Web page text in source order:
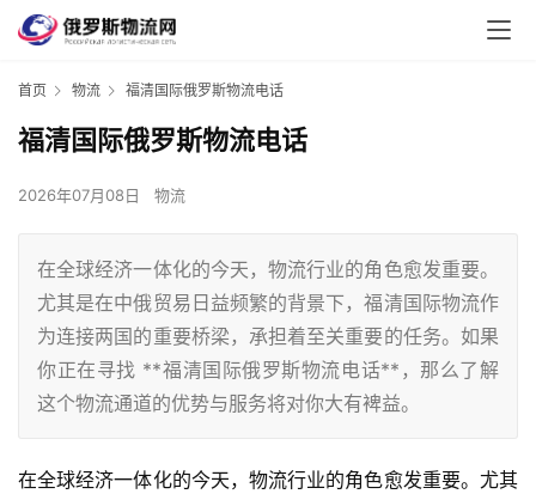
首页 物流 福清国际俄罗斯物流电话
福清国际俄罗斯物流电话
2026年07月08日 物流
在全球经济一体化的今天，物流行业的角色愈发重要。
尤其是在中俄贸易日益频繁的背景下，福清国际物流作
为连接两国的重要桥梁，承担着至关重要的任务。如果
你正在寻找 **福清国际俄罗斯物流电话**，那么了解
这个物流通道的优势与服务将对你大有裨益。
在全球经济一体化的今天，物流行业的角色愈发重要。尤其